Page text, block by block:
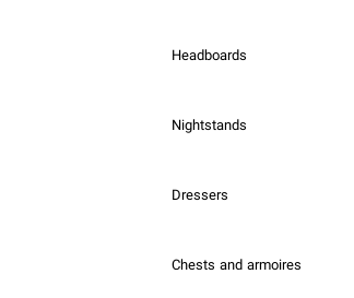
Headboards
Nightstands
Dressers
Chests and armoires